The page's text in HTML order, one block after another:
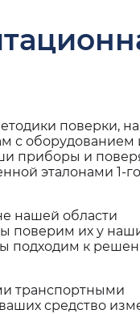
поверки,
с оборудованием
приборы и
эталонами 1-го
нашей области
поверим их у
подходим к
транспортными
средство